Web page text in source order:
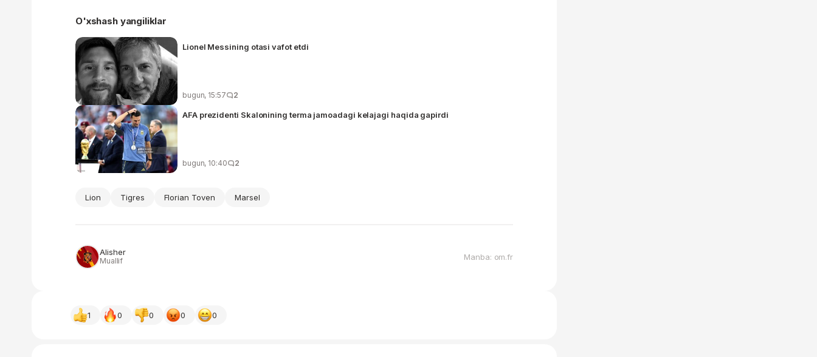
O'xshash yangiliklar
Lionel Messining otasi vafot etdi
bugun, 15:57 2
AFA prezidenti Skalonining terma jamoadagi kelajagi haqida gapirdi
bugun, 10:40 2
Lion Tigres Florian Toven Marsel
Alisher
Muallif Manba: om.fr
1 0 0 0 0